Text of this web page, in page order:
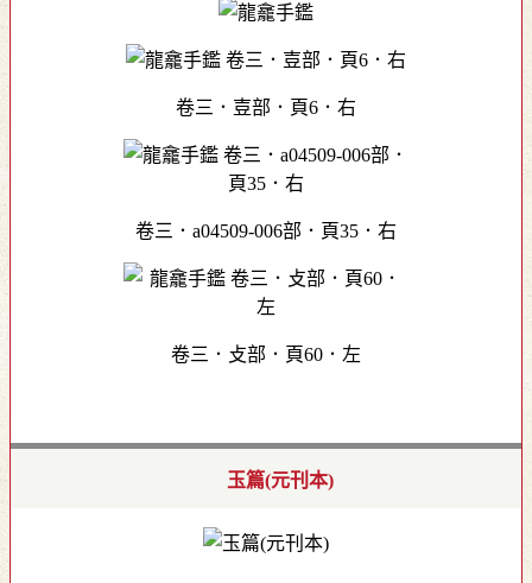
卷三．壴部．頁6．右
卷三．a04509-006部．頁35．右
卷三．攴部．頁60．左
玉篇(元刊本)